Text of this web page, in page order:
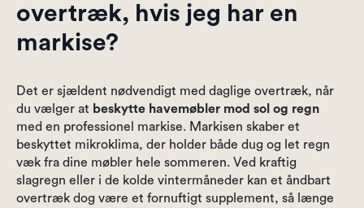
overtræk, hvis jeg har en
markise?
Det er sjældent nødvendigt med daglige overtræk, når
du vælger at beskytte havemøbler mod sol og regn
med en professionel markise. Markisen skaber et
beskyttet mikroklima, der holder både dug og let regn
væk fra dine møbler hele sommeren. Ved kraftig
slagregn eller i de kolde vintermåneder kan et åndbart
overtræk dog være et fornuftigt supplement, så længe